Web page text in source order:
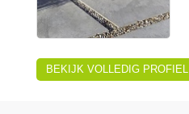
BEKIJK VOLLEDIG PROFIEL